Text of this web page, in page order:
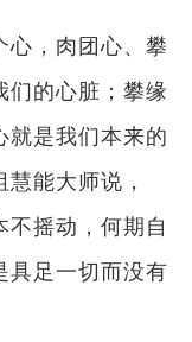
心，肉团心、攀
们的心脏；攀缘
就是我们本来的
能大师说，
不摇动，何期自
具足一切而没有